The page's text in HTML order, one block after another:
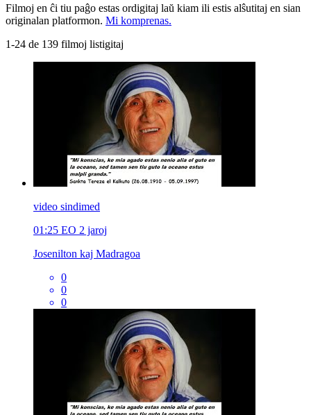
Filmoj en ĉi tiu paĝo estas ordigitaj laŭ kiam ili estis alŝutitaj en sian
originalan platformon. Mi komprenas.
1-24 de 139 filmoj listigitaj
video sindimed
01:25 EO 2 jaroj
Josenilton kaj Madragoa
0
0
0